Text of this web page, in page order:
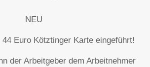
NEU
Euro Kötztinger Karte eingeführt!
der Arbeitgeber dem Arbeitnehmer